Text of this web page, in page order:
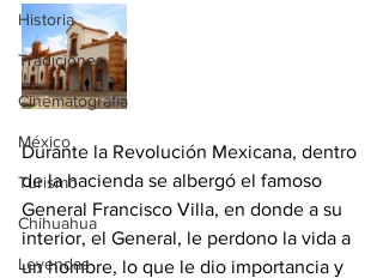
Historia
Tradiciones
Cinematografía
México
Turismo
Chihuahua
Leyendas
Durante la Revolución Mexicana, dentro
de la hacienda se albergó el famoso
General Francisco Villa, en donde a su
interior, el General, le perdono la vida a
un hombre, lo que le dio importancia y